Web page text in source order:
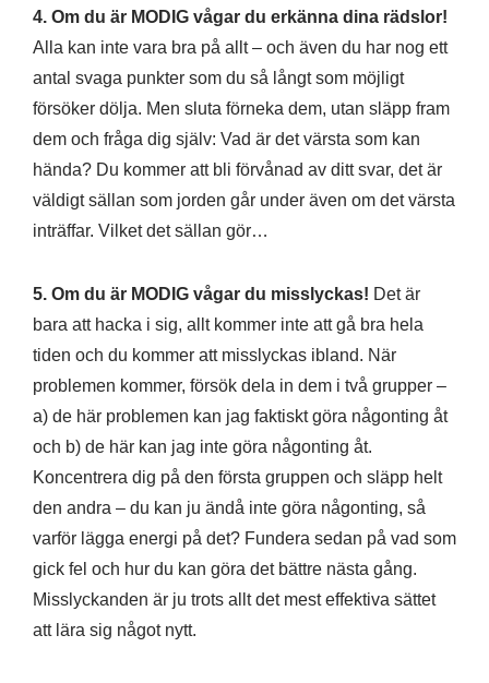
4. Om du är MODIG vågar du erkänna dina rädslor!
Alla kan inte vara bra på allt – och även du har nog ett
antal svaga punkter som du så långt som möjligt
försöker dölja. Men sluta förneka dem, utan släpp fram
dem och fråga dig själv: Vad är det värsta som kan
hända? Du kommer att bli förvånad av ditt svar, det är
väldigt sällan som jorden går under även om det värsta
inträffar. Vilket det sällan gör…
5. Om du är MODIG vågar du misslyckas! Det är
bara att hacka i sig, allt kommer inte att gå bra hela
tiden och du kommer att misslyckas ibland. När
problemen kommer, försök dela in dem i två grupper –
a) de här problemen kan jag faktiskt göra någonting åt
och b) de här kan jag inte göra någonting åt.
Koncentrera dig på den första gruppen och släpp helt
den andra – du kan ju ändå inte göra någonting, så
varför lägga energi på det? Fundera sedan på vad som
gick fel och hur du kan göra det bättre nästa gång.
Misslyckanden är ju trots allt det mest effektiva sättet
att lära sig något nytt.